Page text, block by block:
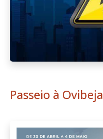
Passeio à Ovibeja